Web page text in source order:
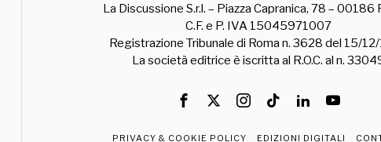
La Discussione S.r.l. – Piazza Capranica, 78 – 00186
C.F. e P. IVA 15045971007
Registrazione Tribunale di Roma n. 3628 del 15/
La società editrice è iscritta al R.O.C. al n.
PRIVACY & COOKIE POLICY EDIZIONI DIGITALI